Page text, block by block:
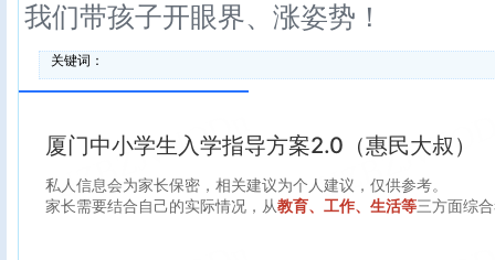
我们带孩子开眼界、涨姿势！
关键词：